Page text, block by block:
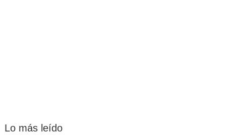
Lo más leído